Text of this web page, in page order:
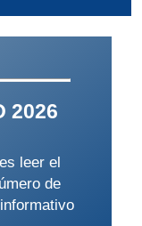
2026
leer el
de